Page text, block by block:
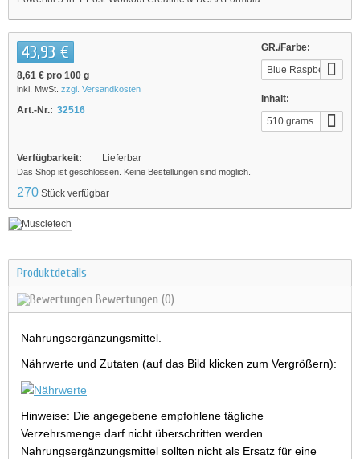
GR./Farbe:
Blue Raspberry
Inhalt:
510 grams
43,93 €
8,61 € pro 100 g
inkl. MwSt. zzgl. Versandkosten
Art.-Nr.: 32516
Verfügbarkeit: Lieferbar
Das Shop ist geschlossen. Keine Bestellungen sind möglich.
270 Stück verfügbar
Produktdetails
Bewertungen (0)
Nahrungsergänzungsmittel.
Nährwerte und Zutaten (auf das Bild klicken zum Vergrößern):
Hinweise: Die angegebene empfohlene tägliche
Verzehrsmenge darf nicht überschritten werden.
Nahrungsergänzungsmittel sollten nicht als Ersatz für eine